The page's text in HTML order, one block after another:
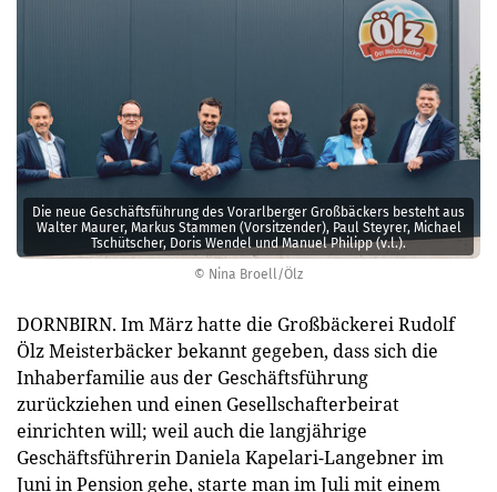
© Nina Broell/Ölz
Die neue Geschäftsführung des Vorarlberger Großbäckers besteht aus
Walter Maurer, Markus Stammen (Vorsitzender), Paul Steyrer, Michael
Tschütscher, Doris Wendel und Manuel Philipp (v.l.).
DORNBIRN. Im März hatte die Großbäckerei Rudolf
Ölz Meisterbäcker bekannt gegeben, dass sich die
Inhaberfamilie aus der Geschäftsführung
zurückziehen und einen Gesellschafterbeirat
einrichten will; weil auch die langjährige
Geschäftsführerin Daniela Kapelari-Langebner im
Juni in Pension gehe, starte man im Juli mit einem